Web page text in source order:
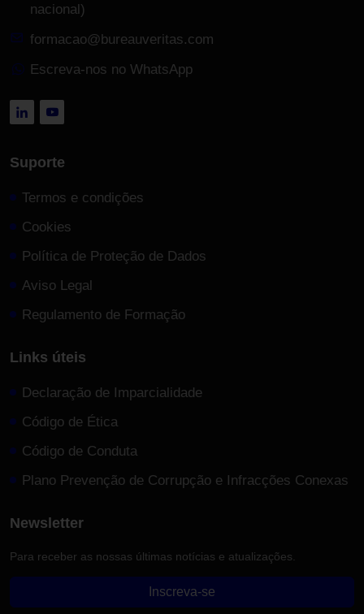
nacional)
formacao@bureauveritas.com
Escreva-nos no WhatsApp
Suporte
Termos e condições
Cookies
Política de Proteção de Dados
Aviso Legal
Regulamento de Formação
Links úteis
Declaração de Imparcialidade
Código de Ética
Código de Conduta
Plano Prevenção de Corrupção e Infracções Conexas
Newsletter
Para receber as nossas últimas notícias e atualizações.
Inscreva-se